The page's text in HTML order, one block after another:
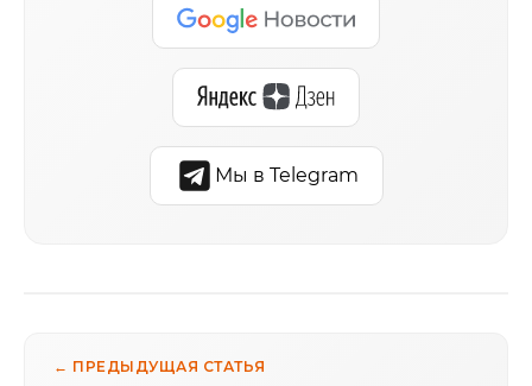
Мы в Telegram
← ПРЕДЫДУЩАЯ СТАТЬЯ